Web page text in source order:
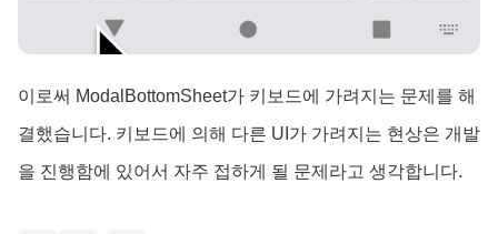
이로써 ModalBottomSheet가 키보드에 가려지는 문제를 해
결했습니다. 키보드에 의해 다른 UI가 가려지는 현상은 개발
을 진행함에 있어서 자주 접하게 될 문제라고 생각합니다.